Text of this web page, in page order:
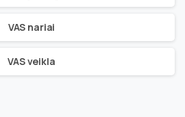
VAS nariai
VAS veikla